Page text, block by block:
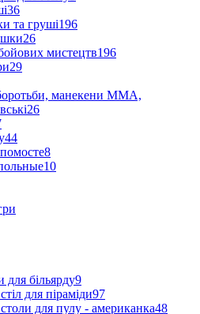
36
та груші196
26
мистецтв196
29
манекени ММА,
26
44
8
10
для більярду9
для піраміди97
столи для пулу - американка48